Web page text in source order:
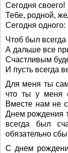
Сегодня своего!
Тебе, родной,
Сегодня одного:
Чтоб был
А дальше все
Счастливым
И пусть всегда
Для меня ты
что ты у меня
Вместе нам не
Днем рождения
всегда был
обязательно
С днем